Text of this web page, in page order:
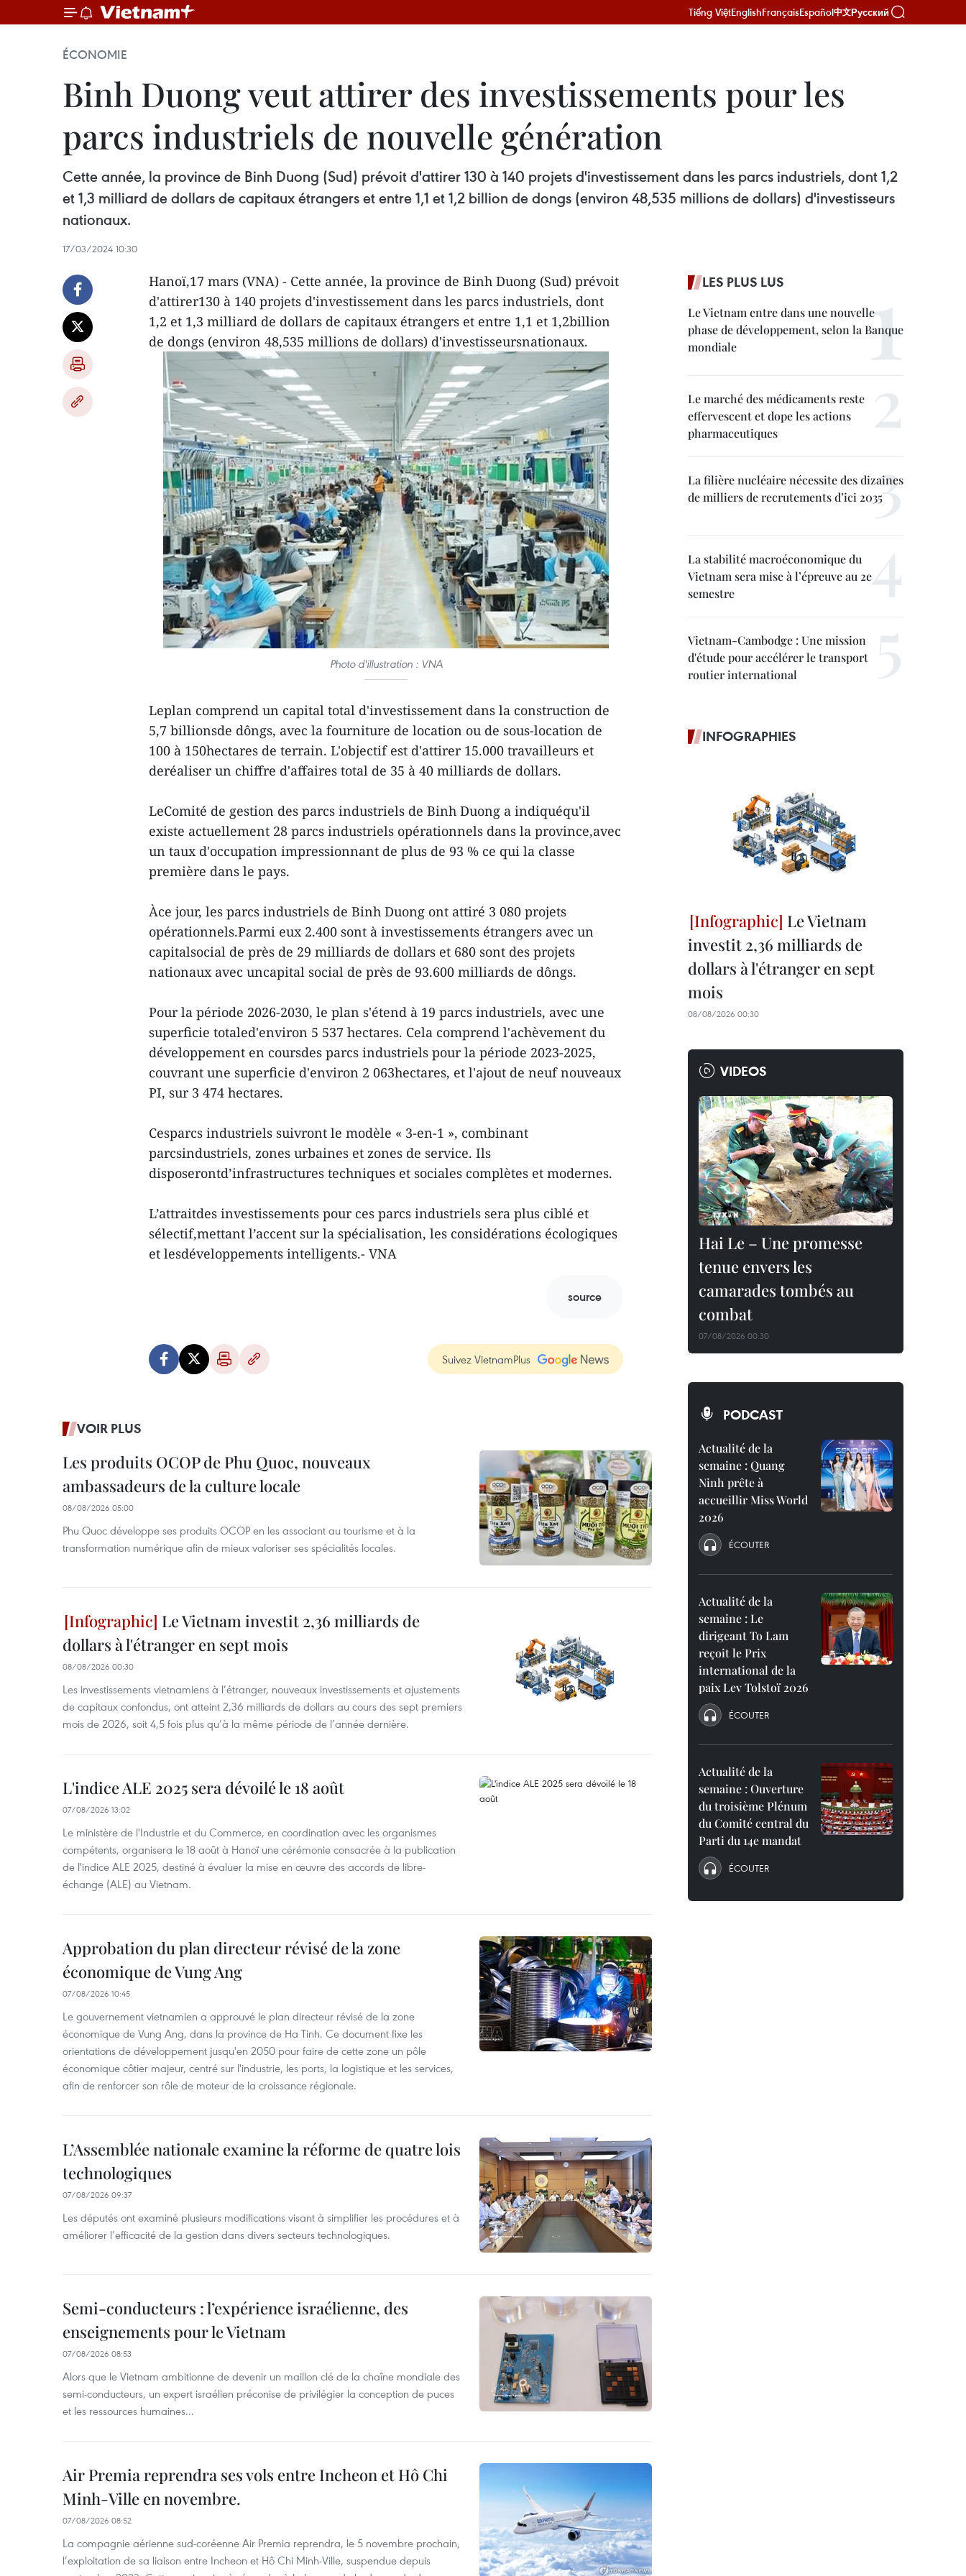
Tiếng ViệtEnglishFrançaisEspañol中文Русский
ÉCONOMIE
Binh Duong veut attirer des investissements pour les
parcs industriels de nouvelle génération
Cette année, la province de Binh Duong (Sud) prévoit d'attirer 130 à 140 projets d'investissement dans les parcs industriels, dont 1,2
et 1,3 milliard de dollars de capitaux étrangers et entre 1,1 et 1,2 billion de dongs (environ 48,535 millions de dollars) d'investisseurs
nationaux.
17/03/2024 10:30
Hanoï,17 mars (VNA) - Cette année, la province de Binh Duong (Sud) prévoit
d'attirer130 à 140 projets d'investissement dans les parcs industriels, dont
1,2 et 1,3 milliard de dollars de capitaux étrangers et entre 1,1 et 1,2billion
de dongs (environ 48,535 millions de dollars) d'investisseursnationaux.
Photo d'illustration : VNA
Leplan comprend un capital total d'investissement dans la construction de
5,7 billionsde dôngs, avec la fourniture de location ou de sous-location de
100 à 150hectares de terrain. L'objectif est d'attirer 15.000 travailleurs et
deréaliser un chiffre d'affaires total de 35 à 40 milliards de dollars.
LeComité de gestion des parcs industriels de Binh Duong a indiquéqu'il
existe actuellement 28 parcs industriels opérationnels dans la province,avec
un taux d'occupation impressionnant de plus de 93 % ce qui la classe
première dans le pays.
Àce jour, les parcs industriels de Binh Duong ont attiré 3 080 projets
opérationnels.Parmi eux 2.400 sont à investissements étrangers avec un
capitalsocial de près de 29 milliards de dollars et 680 sont des projets
nationaux avec uncapital social de près de 93.600 milliards de dôngs.
Pour la période 2026-2030, le plan s'étend à 19 parcs industriels, avec une
superficie totaled'environ 5 537 hectares. Cela comprend l'achèvement du
développement en coursdes parcs industriels pour la période 2023-2025,
couvrant une superficie d'environ 2 063hectares, et l'ajout de neuf nouveaux
PI, sur 3 474 hectares.
Cesparcs industriels suivront le modèle « 3-en-1 », combinant
parcsindustriels, zones urbaines et zones de service. Ils
disposerontd’infrastructures techniques et sociales complètes et modernes.
L’attraitdes investissements pour ces parcs industriels sera plus ciblé et
sélectif,mettant l’accent sur la spécialisation, les considérations écologiques
et lesdéveloppements intelligents.- VNA
source
Suivez VietnamPlus
VOIR PLUS
Les produits OCOP de Phu Quoc, nouveaux
ambassadeurs de la culture locale
08/08/2026 05:00
Phu Quoc développe ses produits OCOP en les associant au tourisme et à la
transformation numérique afin de mieux valoriser ses spécialités locales.
Le Vietnam investit 2,36 milliards de
dollars à l'étranger en sept mois
08/08/2026 00:30
Les investissements vietnamiens à l’étranger, nouveaux investissements et ajustements
de capitaux confondus, ont atteint 2,36 milliards de dollars au cours des sept premiers
mois de 2026, soit 4,5 fois plus qu’à la même période de l’année dernière.
L'indice ALE 2025 sera dévoilé le 18 août
07/08/2026 13:02
Le ministère de l'Industrie et du Commerce, en coordination avec les organismes
compétents, organisera le 18 août à Hanoï une cérémonie consacrée à la publication
de l'indice ALE 2025, destiné à évaluer la mise en œuvre des accords de libre-
échange (ALE) au Vietnam.
Approbation du plan directeur révisé de la zone
économique de Vung Ang
07/08/2026 10:45
Le gouvernement vietnamien a approuvé le plan directeur révisé de la zone
économique de Vung Ang, dans la province de Ha Tinh. Ce document fixe les
orientations de développement jusqu'en 2050 pour faire de cette zone un pôle
économique côtier majeur, centré sur l'industrie, les ports, la logistique et les services,
afin de renforcer son rôle de moteur de la croissance régionale.
L’Assemblée nationale examine la réforme de quatre lois
technologiques
07/08/2026 09:37
Les députés ont examiné plusieurs modifications visant à simplifier les procédures et à
améliorer l’efficacité de la gestion dans divers secteurs technologiques.
Semi-conducteurs : l’expérience israélienne, des
enseignements pour le Vietnam
07/08/2026 08:53
Alors que le Vietnam ambitionne de devenir un maillon clé de la chaîne mondiale des
semi-conducteurs, un expert israélien préconise de privilégier la conception de puces
et les ressources humaines...
Air Premia reprendra ses vols entre Incheon et Hô Chi
Minh-Ville en novembre.
07/08/2026 08:52
La compagnie aérienne sud-coréenne Air Premia reprendra, le 5 novembre prochain,
l’exploitation de sa liaison entre Incheon et Hô Chi Minh-Ville, suspendue depuis
LES PLUS LUS
Le Vietnam entre dans une nouvelle
phase de développement, selon la Banque
mondiale
Le marché des médicaments reste
effervescent et dope les actions
pharmaceutiques
La filière nucléaire nécessite des dizaines
de milliers de recrutements d’ici 2035
La stabilité macroéconomique du
Vietnam sera mise à l’épreuve au 2e
semestre
Vietnam-Cambodge : Une mission
d'étude pour accélérer le transport
routier international
INFOGRAPHIES
Le Vietnam
investit 2,36 milliards de
dollars à l'étranger en sept
mois
08/08/2026 00:30
VIDEOS
Hai Le – Une promesse
tenue envers les
camarades tombés au
combat
07/08/2026 00:30
PODCAST
Actualité de la
semaine : Quang
Ninh prête à
accueillir Miss World
2026
ÉCOUTER
Actualité de la
semaine : Le
dirigeant To Lam
reçoit le Prix
international de la
paix Lev Tolstoï 2026
ÉCOUTER
Actualité de la
semaine : Ouverture
du troisième Plénum
du Comité central du
Parti du 14e mandat
ÉCOUTER